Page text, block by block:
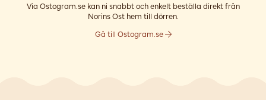
Via Ostogram.se kan ni snabbt och enkelt beställa direkt från
Norins Ost hem till dörren.
Gå till Ostogram.se